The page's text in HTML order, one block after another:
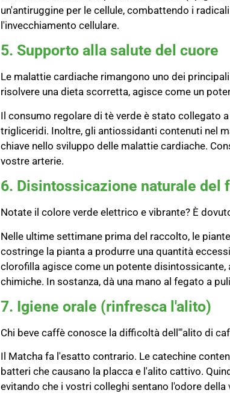
un'antiruggine per le cellule, combattendo i
l'invecchiamento cellulare.
5. Supporto alla salute del cuore
Le malattie cardiache rimangono uno dei
risolvere una dieta scorretta, agisce come un
Il consumo regolare di tè verde è stato collegato
trigliceridi. Inoltre, gli antiossidanti contenuti nel
chiave nello sviluppo delle malattie cardiache.
vostre arterie.
6. Disintossicazione naturale del
Notate il colore verde elettrico e vibrante? È
Nelle ultime settimane prima del raccolto, le
costringe la pianta a produrre una quantità
clorofilla agisce come un potente
chimiche. In sostanza, dà una mano al fegato a
7. Igiene orale (rinfresca l'alito)
Chi beve caffè conosce la difficoltà dell'"alito di
Il Matcha fa l'esatto contrario. Le catechine
batteri che causano la placca e l'alito cattivo.
evitando che i vostri colleghi sentano l'odore